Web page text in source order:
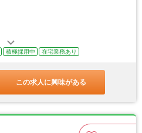
積極採用中 在宅業務あり
この求人に興味がある